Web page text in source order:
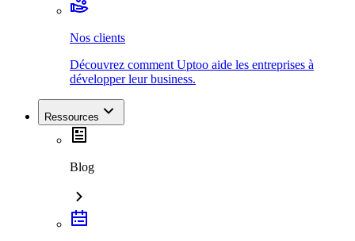
Nos clients
Découvrez comment Uptoo aide les entreprises à
développer leur business.
Ressources
Blog